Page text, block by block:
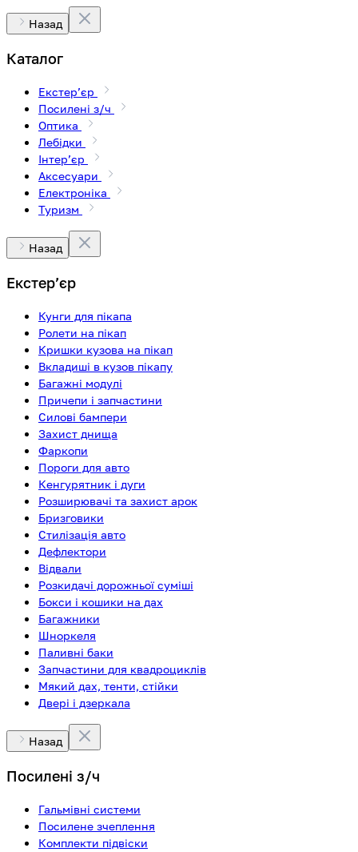
Назад
Каталог
Екстерʼєр
Посилені з/ч
Оптика
Лебідки
Інтерʼєр
Аксесуари
Електроніка
Туризм
Назад
Екстерʼєр
Кунги для пікапа
Ролети на пікап
Кришки кузова на пікап
Вкладиші в кузов пікапу
Багажні модулі
Причепи і запчастини
Силові бампери
Захист днища
Фаркопи
Пороги для авто
Кенгурятник і дуги
Розширювачі та захист арок
Бризговики
Стилізація авто
Дефлектори
Відвали
Розкидачі дорожньої суміші
Бокси і кошики на дах
Багажники
Шноркеля
Паливні баки
Запчастини для квадроциклів
Мякий дах, тенти, стійки
Двері і дзеркала
Назад
Посилені з/ч
Гальмівні системи
Посилене зчеплення
Комплекти підвіски